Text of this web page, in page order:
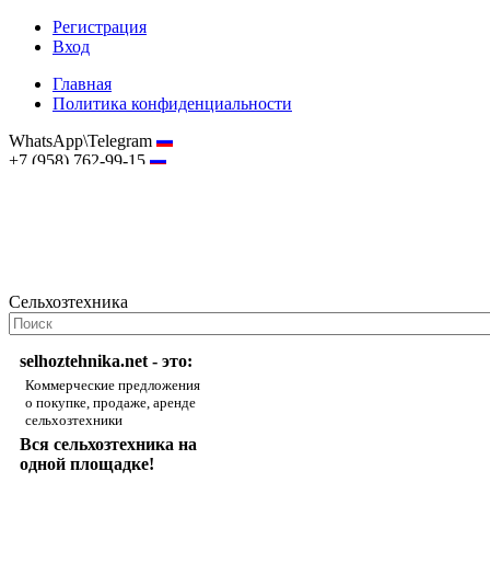
Регистрация
Вход
Главная
Политика конфиденциальности
WhatsApp\Telegram
+7 (958) 762-99-15
Сельхозтехника
selhoztehnika.net - это:
Коммерческие предложения
о покупке, продаже, аренде
сельхозтехники
Вся сельхозтехника на
одной площадке!